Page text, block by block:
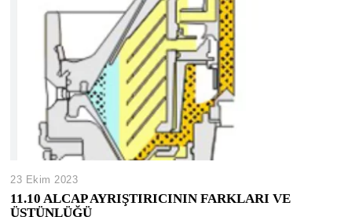
23 Ekim 2023
11.10 ALCAP AYRIŞTIRICININ FARKLARI VE
ÜSTÜNLÜĞÜ